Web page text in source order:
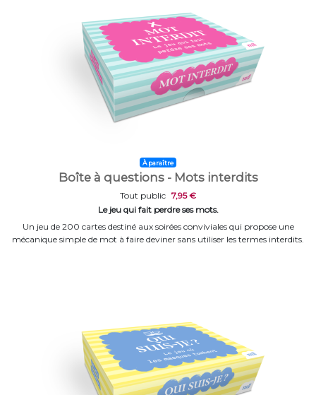
À paraître
Boîte à questions - Mots interdits
Tout public 7,95 €
Le jeu qui fait perdre ses mots.
Un jeu de 200 cartes destiné aux soirées conviviales qui propose une
mécanique simple de mot à faire deviner sans utiliser les termes interdits.